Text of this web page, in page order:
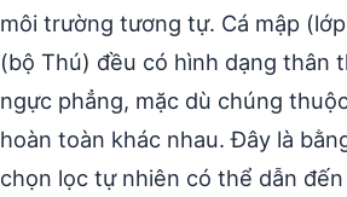
môi trường tương tự. Cá mập
(bộ Thú) đều có hình dạng thân
ngực phẳng, mặc dù chúng
hoàn toàn khác nhau. Đây là
chọn lọc tự nhiên có thể dẫn